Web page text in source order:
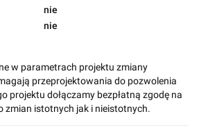
nie
nie
w parametrach projektu zmiany
przeprojektowania do pozwolenia
projektu dołączamy bezpłatną zgodę na
zmian istotnych jak i nieistotnych.